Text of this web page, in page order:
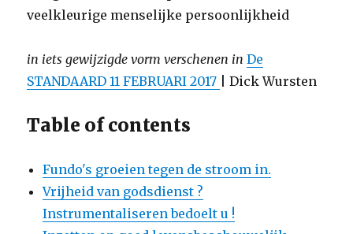
veelkleurige menselijke persoonlijkheid
in iets gewijzigde vorm verschenen inDe
STANDAARD 11 FEBRUARI 2017
| Dick Wursten
Table of contents
Fundo's groeien tegen de stroom in.
Vrijheid van godsdienst ?
Instrumentaliseren bedoelt u !